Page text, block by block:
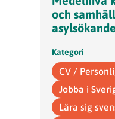
och
Kategori
CV /
Jobba i
Lära sig